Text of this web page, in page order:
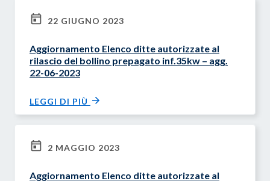
22 GIUGNO 2023
Aggiornamento Elenco ditte autorizzate al
rilascio del bollino prepagato inf.35kw – agg.
22-06-2023
LEGGI DI PIÙ
2 MAGGIO 2023
Aggiornamento Elenco ditte autorizzate al